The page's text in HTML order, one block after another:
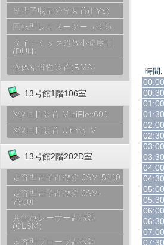
光電子収量分光装置(PYS)
回転型レオメーター（RR）
ダイナミック超微小硬度計
(DUH)
液体粘弾性装置(RMA)
13号館1階106室
X線回折装置 MiniFlex600
X線回折装置 Ultima IV
13号館2階202D室
走査型電子顕微鏡 JSM-5600
走査型電子顕微鏡 JSM-
7600F
共焦点レーザー顕微鏡
(CLSM)
走査型プローブ顕微鏡
時間:
00:00
00:30
01:00
01:30
02:00
02:30
03:00
03:30
04:00
04:30
05:00
05:30
06:00
06:30
07:00
07:30